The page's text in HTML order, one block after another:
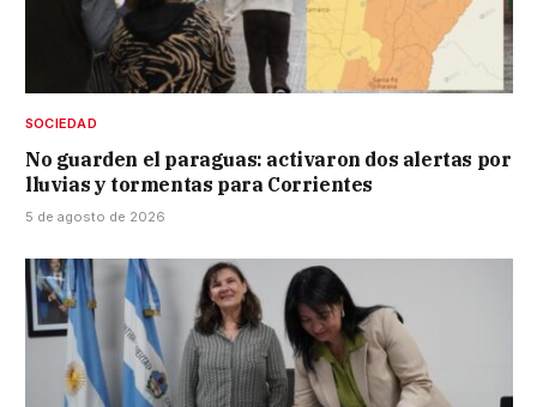
SOCIEDAD
No guarden el paraguas: activaron dos alertas por
lluvias y tormentas para Corrientes
5 de agosto de 2026